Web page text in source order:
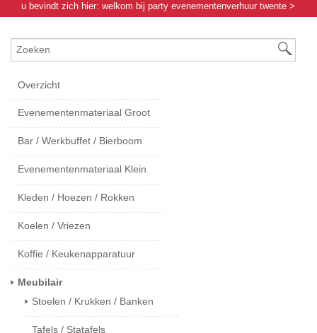
u bevindt zich hier: welkom bij party evenementenverhuur twente >
Overzicht
Evenementenmateriaal Groot
Bar / Werkbuffet / Bierboom
Evenementenmateriaal Klein
Kleden / Hoezen / Rokken
Koelen / Vriezen
Koffie / Keukenapparatuur
Meubilair
Stoelen / Krukken / Banken
Tafels / Statafels